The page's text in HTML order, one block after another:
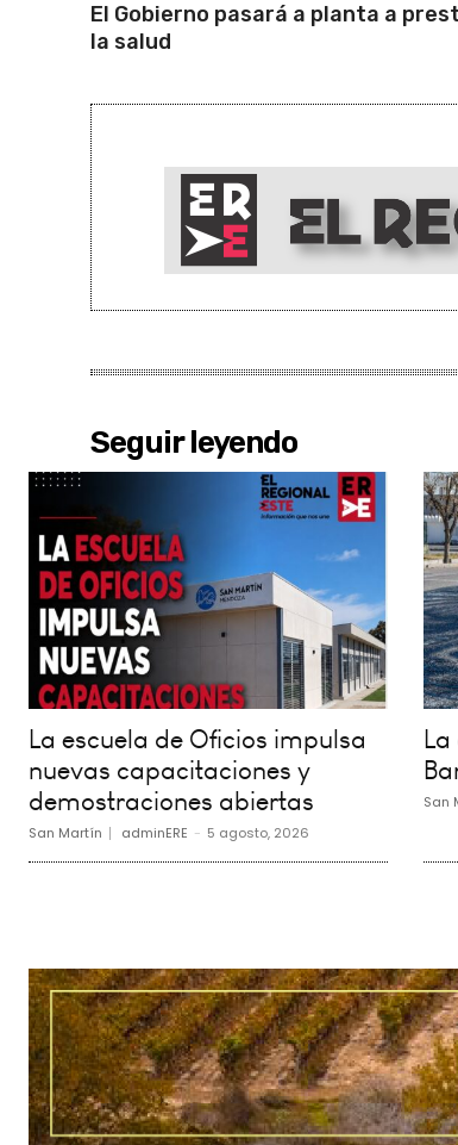
El Gobierno pasará a planta a
la salud
Seguir leyendo
La escuela de Oficios impulsa
nuevas capacitaciones y
demostraciones abiertas
San Martín adminERE - 5 agosto, 2026
San